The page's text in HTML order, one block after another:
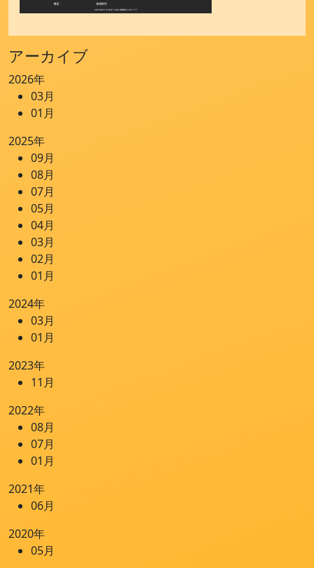
アーカイブ
2026年
03月
01月
2025年
09月
08月
07月
05月
04月
03月
02月
01月
2024年
03月
01月
2023年
11月
2022年
08月
07月
01月
2021年
06月
2020年
05月